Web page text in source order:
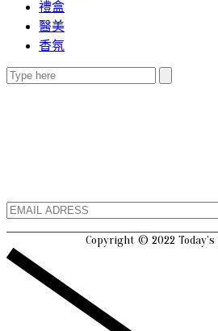
禮盒
醫美
香氛
Search
for:
Copyright © 2022